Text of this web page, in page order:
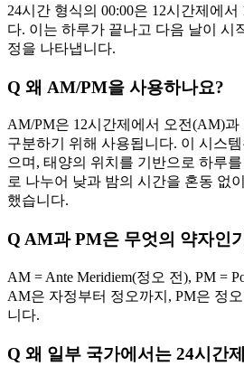
24시간 형식의 00:00은 12시간제에서
다. 이는 하루가 끝나고 다음 날이 시
정을 나타냅니다.
Q 왜 AM/PM을 사용하나요?
AM/PM은 12시간제에서 오전(AM)과
구분하기 위해 사용됩니다. 이 시스
으며, 태양의 위치를 기반으로 하루
로 나누어 낮과 밤의 시간을 혼동 없
했습니다.
Q AM과 PM은 무엇의 약자인
AM = Ante Meridiem(정오 전), PM =
AM은 자정부터 정오까지, PM은 정
니다.
Q 왜 일부 국가에서는 24시간